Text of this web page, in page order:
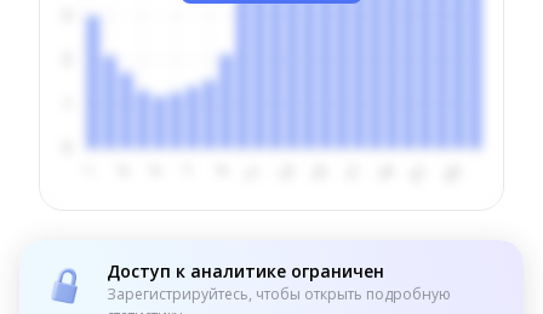
Доступ к аналитике ограничен
Зарегистрируйтесь, чтобы открыть подробную